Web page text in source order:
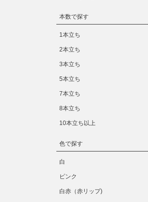
本数で探す
1本立ち
2本立ち
3本立ち
5本立ち
7本立ち
8本立ち
10本立ち以上
色で探す
白
ピンク
白赤（赤リップ)